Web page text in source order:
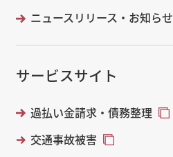
ニュースリリース・お知らせ
サービスサイト
過払い金請求・債務整理
交通事故被害